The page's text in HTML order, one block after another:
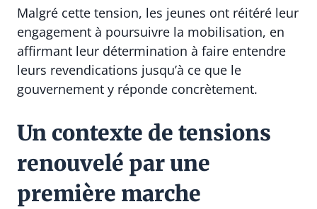
Malgré cette tension, les jeunes ont réitéré leur
engagement à poursuivre la mobilisation, en
affirmant leur détermination à faire entendre
leurs revendications jusqu’à ce que le
gouvernement y réponde concrètement.
Un contexte de tensions
renouvelé par une
première marche